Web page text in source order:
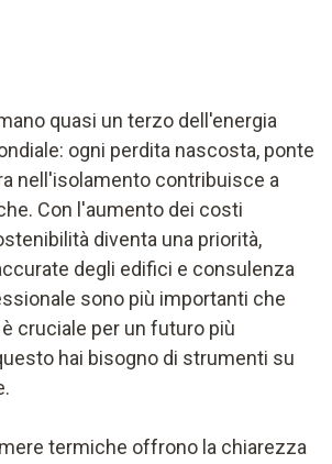
quasi un terzo dell'energia
ogni perdita nascosta, ponte
nell'isolamento contribuisce a
Con l'aumento dei costi
diventa una priorità,
degli edifici e consulenza
sono più importanti che
cruciale per un futuro più
hai bisogno di strumenti su
termiche offrono la chiarezza